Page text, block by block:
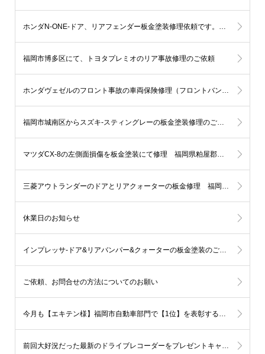
ホンダN-ONE-ドア、リアフェンダー板金塗装修理依頼です。佐賀県神埼市S様
福岡市博多区にて、トヨタプレミオのリア事故修理のご依頼
ホンダヴェゼルのフロント事故の車両保険修理（フロントバンパー＆ヘッドライト＆フェンダー）福岡市早良区
福岡市城南区からスズキ-スティングレーの板金塗装修理のご依頼です
マツダCX-8の左側面損傷を板金塗装にて修理 福岡県粕屋郡M様
三菱アウトランダーのドアとリアクォーターの板金修理 福岡市西区K様
休業日のお知らせ
インプレッサ-ドア&リアバンパー&クォーターの板金塗装のご依頼 福岡市早良区Ｋ様
ご依頼、お問合せの方法についてのお願い
今月も【エキテン様】福岡市自動車部門で【1位】を表彰する事となりました!!
前回大好況だった最新のドライブレコーダーをプレゼントキャンペーン第2弾を開催します！